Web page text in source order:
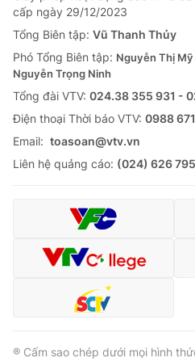
Sản phẩm
Thị trường
Tư vấn
Lịch phát sóng
Chuyên mục khác
Emagazine
cấp ngày 29/12/2023
Tổng Biên tập: Vũ Thanh Thủy
Phó Tổng Biên tập: Nguyễn Thị Mỹ
Nguyễn Trọng Ninh
Tổng đài VTV: 024.38 355 931 -
Ðiện thoại Thời báo VTV: 0988
Email: toasoan@vtv.vn
Liên hệ quảng cáo: (024) 626
® Cấm sao chép dưới mọi hình